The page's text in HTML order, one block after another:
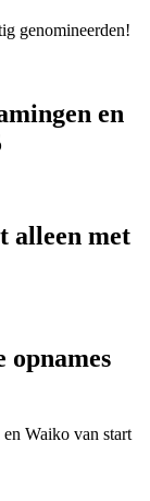
genomineerden!
en
alleen met
opnames
Waiko van start